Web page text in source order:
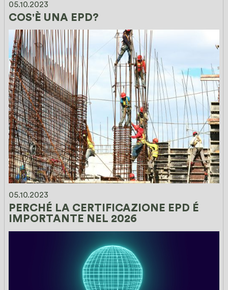
05.10.2023
COS'È UNA EPD?
05.10.2023
PERCHÉ LA CERTIFICAZIONE EPD É
IMPORTANTE NEL 2026